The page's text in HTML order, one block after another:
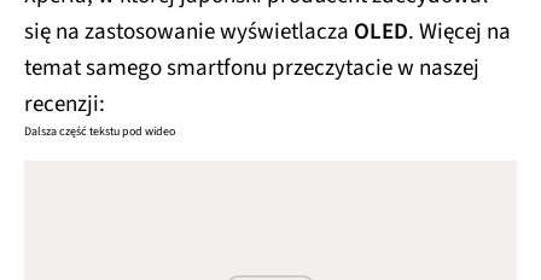
się na zastosowanie wyświetlacza OLED. Więcej na
temat samego smartfonu przeczytacie w naszej
recenzji:
Dalsza część tekstu pod wideo